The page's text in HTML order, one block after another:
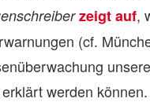
zeigt auf,
(cf.
werden